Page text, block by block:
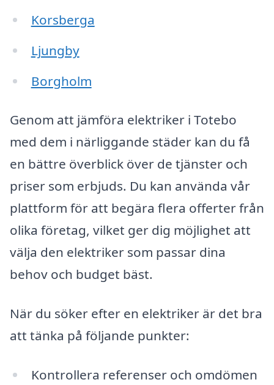
Korsberga
Ljungby
Borgholm
Genom att jämföra elektriker i Totebo
med dem i närliggande städer kan du få
en bättre överblick över de tjänster och
priser som erbjuds. Du kan använda vår
plattform för att begära flera offerter från
olika företag, vilket ger dig möjlighet att
välja den elektriker som passar dina
behov och budget bäst.
När du söker efter en elektriker är det bra
att tänka på följande punkter:
Kontrollera referenser och omdömen